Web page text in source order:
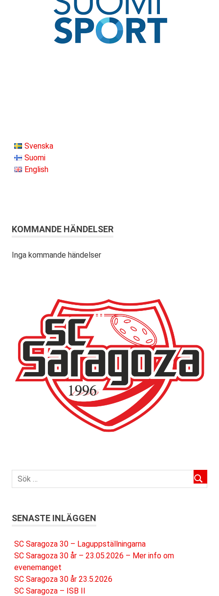
Svenska
Suomi
English
KOMMANDE HÄNDELSER
Inga kommande händelser
SENASTE INLÄGGEN
SC Saragoza 30 – Laguppställningarna
SC Saragoza 30 år – 23.05.2026 – Mer info om
evenemanget
SC Saragoza 30 år 23.5.2026
SC Saragoza – ISB II